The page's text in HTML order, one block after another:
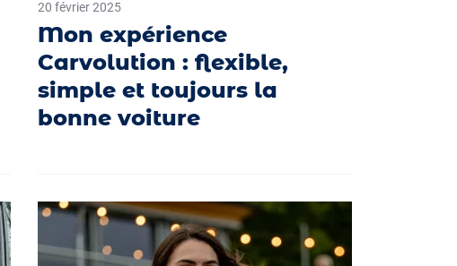
20 février 2025
Mon expérience
Carvolution : flexible,
simple et toujours la
bonne voiture